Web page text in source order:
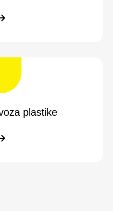
plastike